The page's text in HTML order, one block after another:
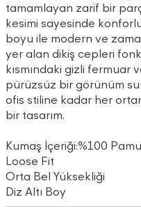
tamamlayan zarif bir
kesimi sayesinde
boyu ile modern ve
yer alan dikiş cepleri
kısmındaki gizli fermuar
pürüzsüz bir görünüm
ofis stiline kadar her
bir tasarım.
Kumaş İçeriği:%100
Loose Fit
Orta Bel Yüksekliği
Diz Altı Boy